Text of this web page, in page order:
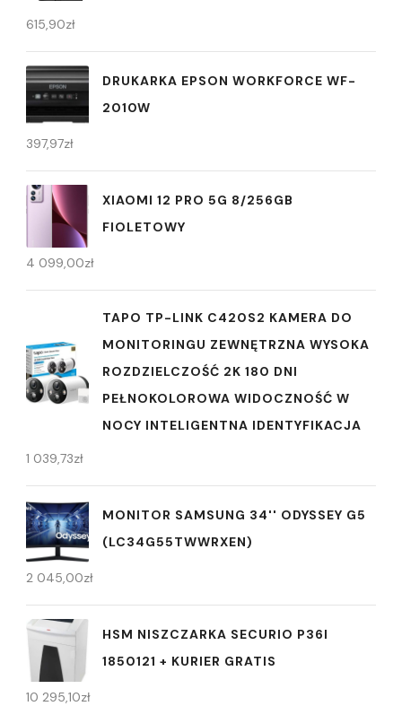
615,90zł
DRUKARKA EPSON WORKFORCE WF-
2010W
397,97zł
XIAOMI 12 PRO 5G 8/256GB
FIOLETOWY
4 099,00zł
TAPO TP-LINK C420S2 KAMERA DO
MONITORINGU ZEWNĘTRZNA WYSOKA
ROZDZIELCZOŚĆ 2K 180 DNI
PEŁNOKOLOROWA WIDOCZNOŚĆ W
NOCY INTELIGENTNA IDENTYFIKACJA
1 039,73zł
MONITOR SAMSUNG 34'' ODYSSEY G5
(LC34G55TWWRXEN)
2 045,00zł
HSM NISZCZARKA SECURIO P36I
1850121 + KURIER GRATIS
10 295,10zł